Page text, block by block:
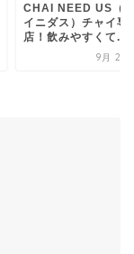
CHAI NEED US（
イニダス）チャイ専
店！飲みやすくて...
9月 26,